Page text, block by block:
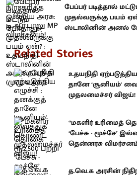
பேப்பர் படித்தால்
முதல்வருக்கு பயம்
ஸ்டாலினின் அனல்
Related Stories
உதயநிதி
தானே ‘சூனியம்'
முதலமைச்சர் விஜய்!
“மகளிர் உரிமைத்
‘பேச்சு - மூச்சே’
தென்னரசு
த.வெ.க அரசின்